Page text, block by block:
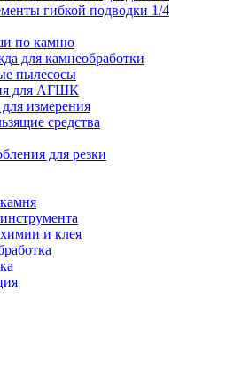
гибкой подводки 1/4
по камню
для камнеобработки
пылесосы
для АГШК
измерения
средства
для резки
и клея